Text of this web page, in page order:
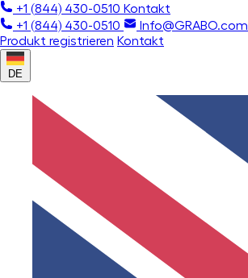
+1 (844) 430-0510 Kontakt
+1 (844) 430-0510
Info@GRABO.com
Produkt registrieren Kontakt
DE